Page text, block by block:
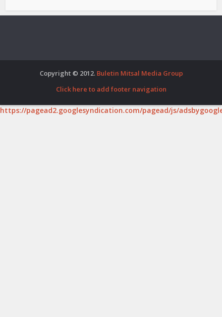
Copyright © 2012. Buletin Mitsal Media Group
Click here to add footer navigation
https://pagead2.googlesyndication.com/pagead/js/